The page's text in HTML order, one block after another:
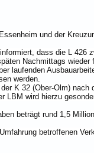
und der
dass die L
Nachmittags wieder
laufenden
werden.
K 32 (Ober-Olm)
LBM wird hierzu
beträgt rund 1,5
betroffenen